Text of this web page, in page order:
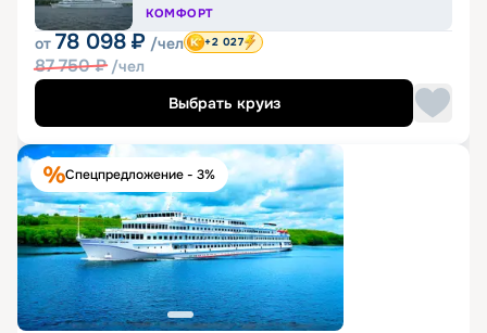
КОМФОРТ
от 78 098 ₽ /чел
87 750₽ /чел
+2 027
Выбрать круиз
Спецпредложение - 3%